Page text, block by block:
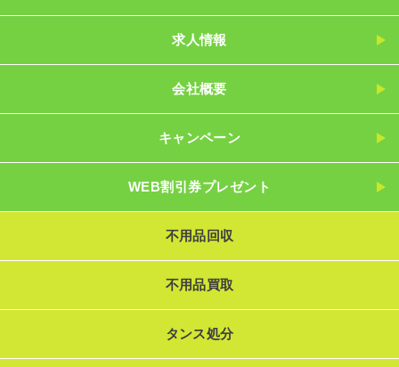
求人情報
会社概要
キャンペーン
WEB割引券プレゼント
不用品回収
不用品買取
タンス処分